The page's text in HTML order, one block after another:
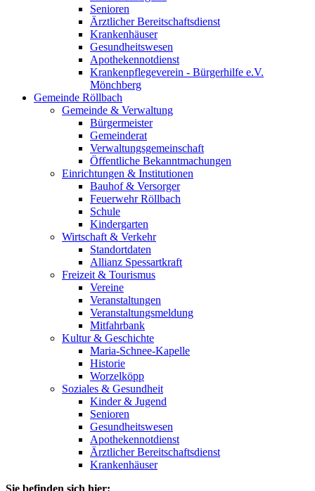
Senioren
Ärztlicher Bereitschaftsdienst
Krankenhäuser
Gesundheitswesen
Apothekennotdienst
Krankenpflegeverein - Bürgerhilfe e.V.
Mönchberg
Gemeinde Röllbach
Gemeinde & Verwaltung
Bürgermeister
Gemeinderat
Verwaltungsgemeinschaft
Öffentliche Bekanntmachungen
Einrichtungen & Institutionen
Bauhof & Versorger
Feuerwehr Röllbach
Schule
Kindergarten
Wirtschaft & Verkehr
Standortdaten
Allianz Spessartkraft
Freizeit & Tourismus
Vereine
Veranstaltungen
Veranstaltungsmeldung
Mitfahrbank
Kultur & Geschichte
Maria-Schnee-Kapelle
Historie
Worzelköpp
Soziales & Gesundheit
Kinder & Jugend
Senioren
Gesundheitswesen
Apothekennotdienst
Ärztlicher Bereitschaftsdienst
Krankenhäuser
Sie befinden sich hier: